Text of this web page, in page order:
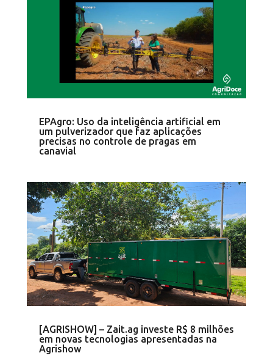
EPAgro: Uso da inteligência artificial em
um pulverizador que faz aplicações
precisas no controle de pragas em
canavial
[AGRISHOW] – Zait.ag investe R$ 8 milhões
em novas tecnologias apresentadas na
Agrishow